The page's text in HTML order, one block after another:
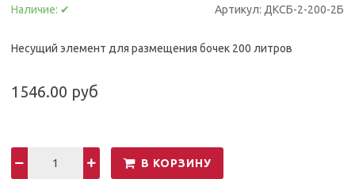
Наличие: ✔ Артикул: ДКСБ-2-200-2Б
Несущий элемент для размещения бочек 200 литров
1546.00 руб
В КОРЗИНУ